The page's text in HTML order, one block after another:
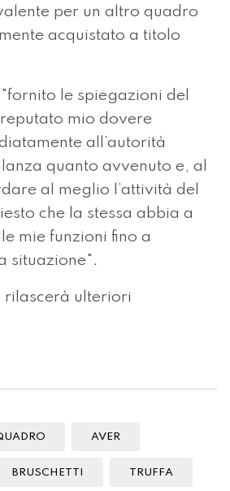
per un altro quadro
acquistato a titolo
le spiegazioni del
mio dovere
all’autorità
quanto avvenuto e, al
al meglio l’attività del
che la stessa abbia a
mie funzioni fino a
situazione".
rilascerà ulteriori
AVER
BRUSCHETTI TRUFFA